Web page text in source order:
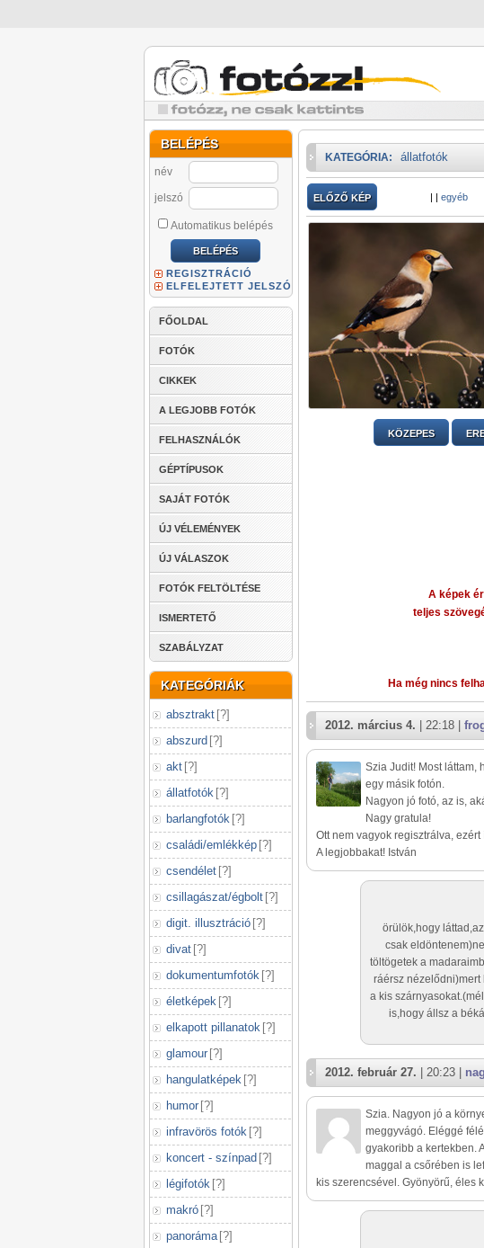
BELÉPÉS
név
jelszó
Automatikus belépés
REGISZTRÁCIÓ
ELFELEJTETT JELSZÓ
FŐOLDAL
FOTÓK
CIKKEK
A LEGJOBB FOTÓK
FELHASZNÁLÓK
GÉPTÍPUSOK
SAJÁT FOTÓK
ÚJ VÉLEMÉNYEK
ÚJ VÁLASZOK
FOTÓK FELTÖLTÉSE
ISMERTETŐ
SZABÁLYZAT
KATEGÓRIÁK
absztrakt [?]
abszurd [?]
akt [?]
állatfotók [?]
barlangfotók [?]
családi/emlékkép [?]
csendélet [?]
csillagászat/égbolt [?]
digit. illusztráció [?]
divat [?]
dokumentumfotók [?]
életképek [?]
elkapott pillanatok [?]
glamour [?]
hangulatképek [?]
humor [?]
infravörös fotók [?]
koncert - színpad [?]
légifotók [?]
makró [?]
panoráma [?]
KATEGÓRIA: állatfotók
ELŐZŐ KÉP | | egyéb
KÖZEPES
A képek
teljes
Ha még nincs
2012. március 4. | 22:18 |
Szia Judit! Most láttam,
egy másik fotón.
Nagyon jó fotó, az is,
Nagy gratula!
Ott nem vagyok regisztrálva, ezért
A legjobbakat! István
örülök,hogy
csak
töltögetek a
ráérsz nézelődni)mert
a kis
is,hogy állsz a
2012. február 27. | 20:23 |
Szia. Nagyon jó a
meggyvágó. Eléggé
gyakoribb a kertekben.
maggal a csőrében is
kis szerencsével. Gyönyörű, éles